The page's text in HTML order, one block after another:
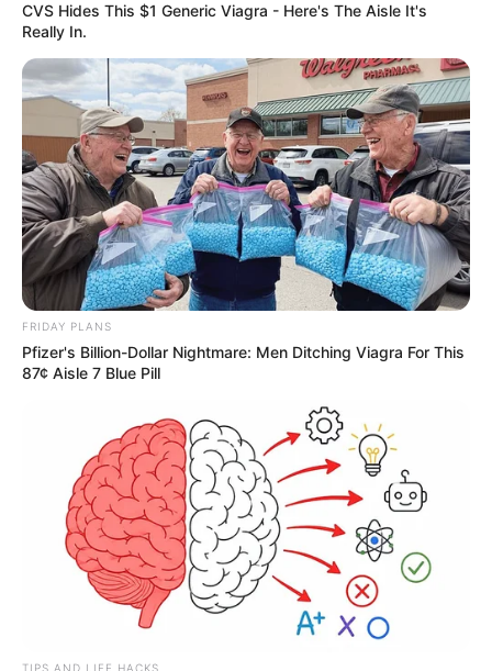
CVS Hides This $1 Generic Viagra - Here's The Aisle It's
Really In.
FRIDAY PLANS
Pfizer's Billion-Dollar Nightmare: Men Ditching Viagra For This
87¢ Aisle 7 Blue Pill
TIPS AND LIFE HACKS